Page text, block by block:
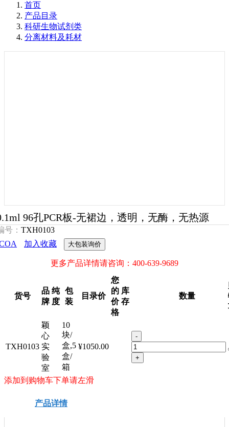
首页
产品目录
科研生物试剂类
分离材料及耗材
96孔PCR板-无裙边，透明，无酶，无热源
号： TXH0103
加入收藏 大包装询价
更多产品详情请咨询：400-639-9689
货号
品
牌
纯
度
包
装
目录价
您
的
价
格
库
存
数量
TXH0103
颖
心
实
验
室
10
块/
盒,5
盒/
箱
¥1050.00
-
+
添加到购物车下单请左滑
产品详情